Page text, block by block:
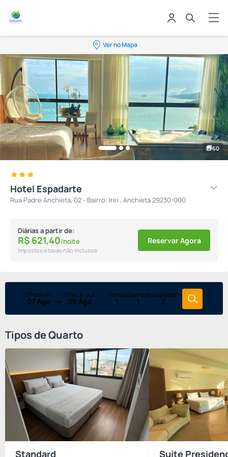
Ver no Mapa
60
Hotel Espadarte
Rua Padre Anchieta, 02 - Bairro: Iriri , Anchieta 29230-000
Diárias a partir de:
R$ 621,40/noite
Impostos e taxas não inclusos
Reservar Agora
Check-in
07 Ago
Check-out
08 Ago
Noites
1
Quartos
1
Hóspedes
2
Tipos de Quarto
Standard Suíte